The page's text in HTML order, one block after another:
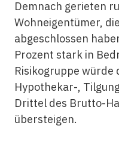
Demnach gerieten
Wohneigentümer,
abgeschlossen
Prozent stark in
Risikogruppe würde
Hypothekar-,
Drittel des Brutto-
übersteigen.